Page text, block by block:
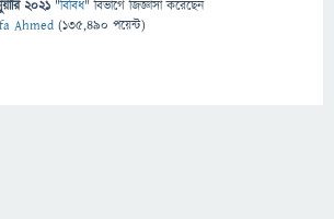
2021 "বিবিধ" বিভাগে জিজ্ঞাসাকরেছেন
Ahmed (135,490 পয়েন্ট)